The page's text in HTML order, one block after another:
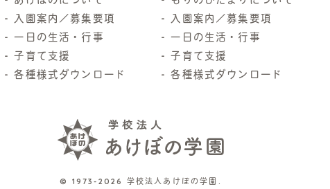
入園案内／募集要項
一日の生活・行事
子育て支援
各種様式ダウンロード
入園案内／募集要項
一日の生活・行事
子育て支援
各種様式ダウンロード
© 1973-2026 学校法人あけぼの学園.